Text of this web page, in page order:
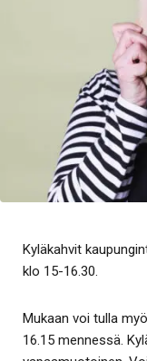
Kyläkahvit
klo 15-16.30.
Mukaan voi tulla
16.15 mennessä.